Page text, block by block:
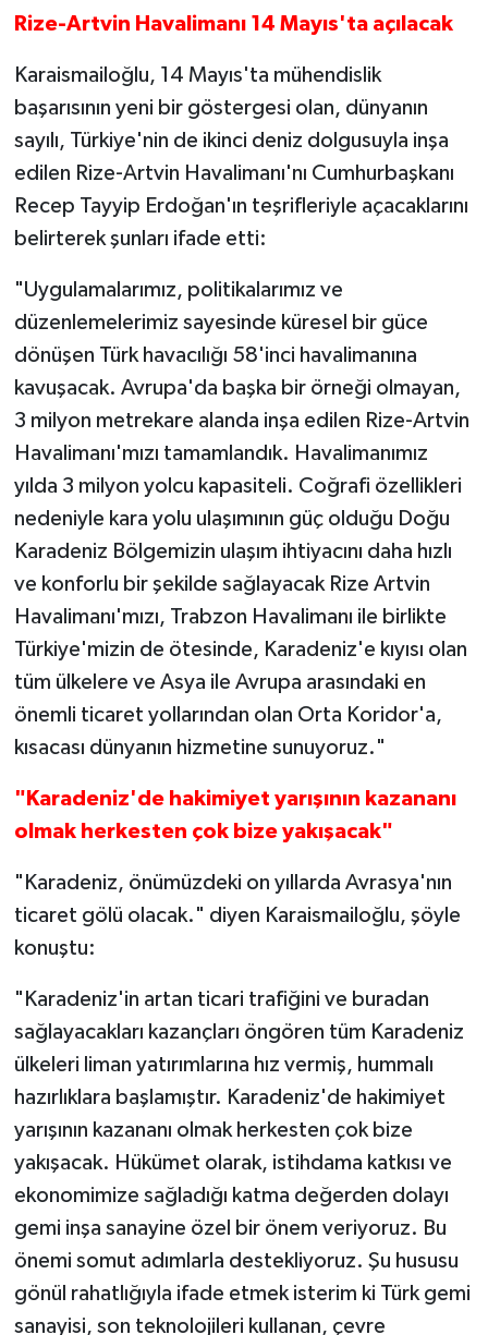
Rize-Artvin Havalimanı 14 Mayıs'ta açılacak
Karaismailoğlu, 14 Mayıs'ta mühendislik
başarısının yeni bir göstergesi olan, dünyanın
sayılı, Türkiye'nin de ikinci deniz dolgusuyla inşa
edilen Rize-Artvin Havalimanı'nı Cumhurbaşkanı
Recep Tayyip Erdoğan'ın teşrifleriyle açacaklarını
belirterek şunları ifade etti:
"Uygulamalarımız, politikalarımız ve
düzenlemelerimiz sayesinde küresel bir güce
dönüşen Türk havacılığı 58'inci havalimanına
kavuşacak. Avrupa'da başka bir örneği olmayan,
3 milyon metrekare alanda inşa edilen Rize-Artvin
Havalimanı'mızı tamamlandık. Havalimanımız
yılda 3 milyon yolcu kapasiteli. Coğrafi özellikleri
nedeniyle kara yolu ulaşımının güç olduğu Doğu
Karadeniz Bölgemizin ulaşım ihtiyacını daha hızlı
ve konforlu bir şekilde sağlayacak Rize Artvin
Havalimanı'mızı, Trabzon Havalimanı ile birlikte
Türkiye'mizin de ötesinde, Karadeniz'e kıyısı olan
tüm ülkelere ve Asya ile Avrupa arasındaki en
önemli ticaret yollarından olan Orta Koridor'a,
kısacası dünyanın hizmetine sunuyoruz."
"Karadeniz'de hakimiyet yarışının kazananı
olmak herkesten çok bize yakışacak"
"Karadeniz, önümüzdeki on yıllarda Avrasya'nın
ticaret gölü olacak." diyen Karaismailoğlu, şöyle
konuştu:
"Karadeniz'in artan ticari trafiğini ve buradan
sağlayacakları kazançları öngören tüm Karadeniz
ülkeleri liman yatırımlarına hız vermiş, hummalı
hazırlıklara başlamıştır. Karadeniz'de hakimiyet
yarışının kazananı olmak herkesten çok bize
yakışacak. Hükümet olarak, istihdama katkısı ve
ekonomimize sağladığı katma değerden dolayı
gemi inşa sanayine özel bir önem veriyoruz. Bu
önemi somut adımlarla destekliyoruz. Şu hususu
gönül rahatlığıyla ifade etmek isterim ki Türk gemi
sanayisi, son teknolojileri kullanan, çevre